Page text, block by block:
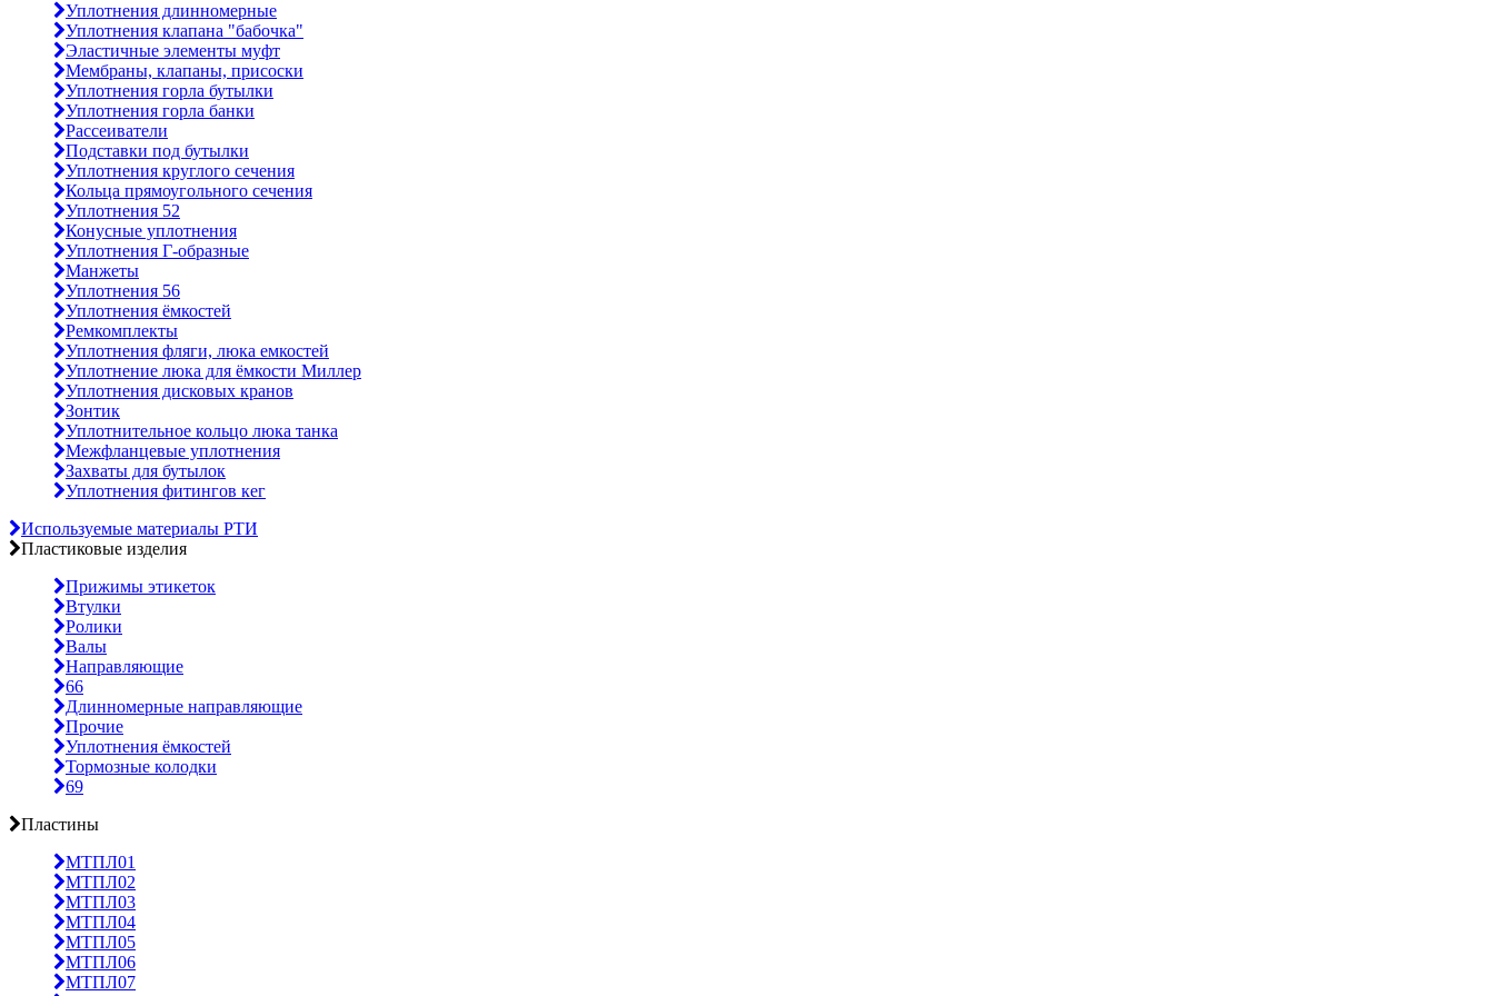
Уплотнения длинномерные
Уплотнения клапана "бабочка"
Эластичные элементы муфт
Мембраны, клапаны, присоски
Уплотнения горла бутылки
Уплотнения горла банки
Рассеиватели
Подставки под бутылки
Уплотнения круглого сечения
Кольца прямоугольного сечения
Уплотнения 52
Конусные уплотнения
Уплотнения Г-образные
Манжеты
Уплотнения 56
Уплотнения ёмкостей
Ремкомплекты
Уплотнения фляги, люка емкостей
Уплотнение люка для ёмкости Миллер
Уплотнения дисковых кранов
Зонтик
Уплотнительное кольцо люка танка
Межфланцевые уплотнения
Захваты для бутылок
Уплотнения фитингов кег
Используемые материалы РТИ
Пластиковые изделия
Прижимы этикеток
Втулки
Ролики
Валы
Направляющие
66
Длинномерные направляющие
Прочие
Уплотнения ёмкостей
Тормозные колодки
69
Пластины
МТПЛ01
МТПЛ02
МТПЛ03
МТПЛ04
МТПЛ05
МТПЛ06
МТПЛ07